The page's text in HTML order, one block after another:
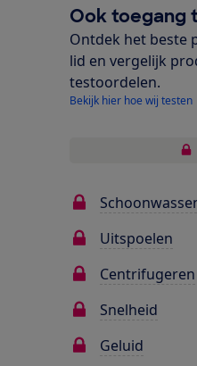
Ook toegang
Ontdek het beste
lid en vergelijk
testoordelen.
Bekijk hier hoe wij testen
Uitspoelen
Centrifugeren
Snelheid
Geluid